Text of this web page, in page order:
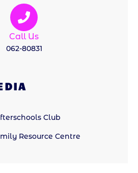
Call Us
062-80831
Club
Resource Centre